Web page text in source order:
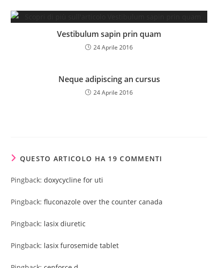
Vestibulum sapin prin quam
24 Aprile 2016
Neque adipiscing an cursus
24 Aprile 2016
QUESTO ARTICOLO HA 19 COMMENTI
Pingback:doxycycline for uti
Pingback:fluconazole over the counter canada
Pingback: lasix diuretic
Pingback: lasix furosemide tablet